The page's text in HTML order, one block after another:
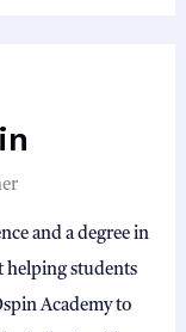
and a degree in
helping students
Academy to